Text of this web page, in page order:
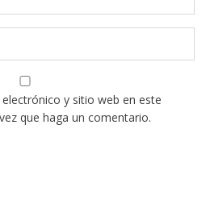
y sitio web en este
que haga un comentario.